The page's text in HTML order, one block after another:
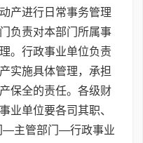
产进行日常事务管理
负责对本部门所属事
。行政事业单位负责
实施具体管理，承担
保全的责任。各级财
业单位要各司其职、
—主管部门—行政事业